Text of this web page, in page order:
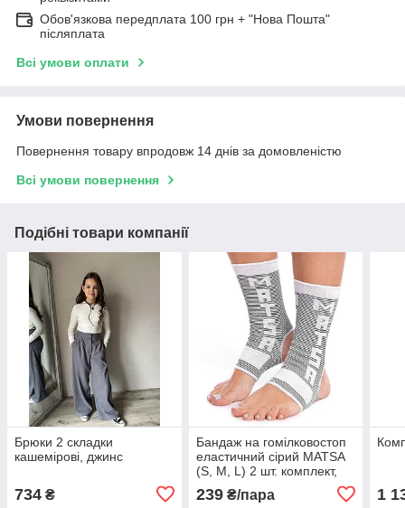
Обов'язкова передплата 100 грн + "Нова Пошта"
післяплата
Всі умови оплати
Умови повернення
Повернення товару впродовж 14 днів за домовленістю
Всі умови повернення
Подібні товари компанії
Брюки 2 складки
кашемірові, джинс
734 ₴
Бандаж на гомілковостоп
еластичний сірий MATSA
(S, M, L) 2 шт. комплект,
фіксувальний
239₴/пара 1